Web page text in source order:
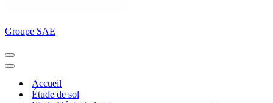
Groupe SAE
Menu
de
Menu
navigationAccueil
Étude de sol